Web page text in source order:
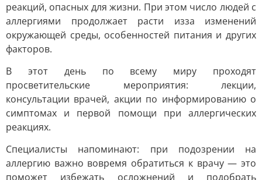
реакций, опасных для жизни. При этом число людей с
аллергиями продолжает расти изза изменений
окружающей среды, особенностей питания и других
факторов.
В этот день по всему миру проходят
просветительские мероприятия: лекции,
консультации врачей, акции по информированию о
симптомах и первой помощи при аллергических
реакциях.
Специалисты напоминают: при подозрении на
аллергию важно вовремя обратиться к врачу — это
поможет избежать осложнений и подобрать